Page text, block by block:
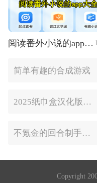
阅读番外小说的app大全
简单有趣的合成游戏
2025纸巾盒汉化版手游推荐
不氪金的回合制手游合集
Copyright